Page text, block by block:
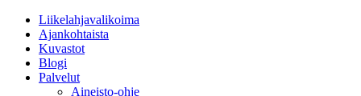
Liikelahjavalikoima
Ajankohtaista
Kuvastot
Blogi
Palvelut
Aineisto-ohje